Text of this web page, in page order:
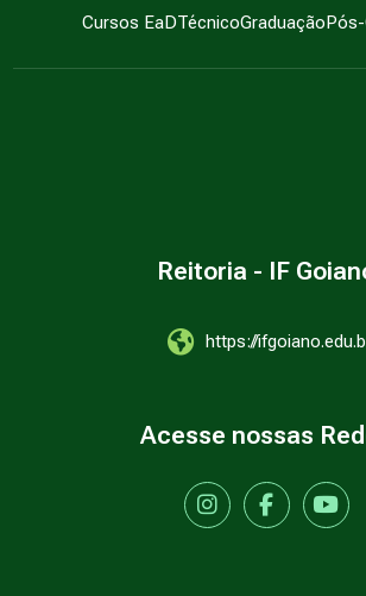
Cursos EaDTécnicoGraduação
Reitoria - IF
https://
Acesse nossas